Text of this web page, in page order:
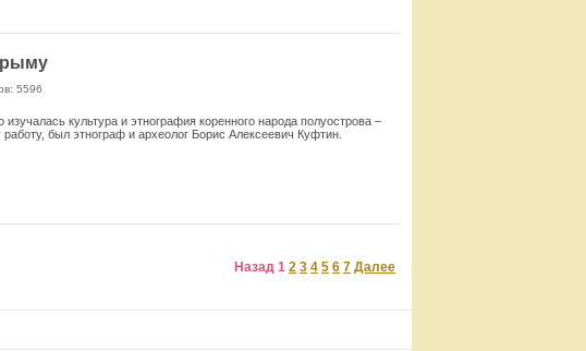
5596
культура и этнография коренного народа полуострова –
был этнограф и археолог Борис Алексеевич Куфтин.
Назад 1 2 3 4 5 6 7 Далее